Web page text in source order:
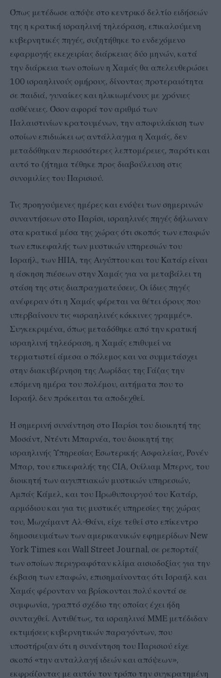
Όπως μετέδωσε απόψε στο κεντρικό δελτίο ειδήσεών
της η κρατική ισραηλινή τηλεόραση, επικαλούμενη
κυβερνητικές πηγές, συζητήθηκε το ενδεχόμενο
εφαρμογής εκεχειρίας διάρκειας δύο μηνών, κατά
την διάρκεια των οποίων η Χαμάς θα απελευθερώσει
100 ισραηλινούς ομήρους, δίνοντας προτεραιότητα
σε παιδιά, γυναίκες και ηλικιωμένους με χρόνιες
ασθένειες. Όσον αφορά τον αριθμό των
Παλαιστινίων κρατουμένων, την αποφυλάκιση των
οποίων επιδιώκει ως αντάλλαγμα η Χαμάς, δεν
μεταδόθηκαν περισσότερες λεπτομέρειες, παρότι και
αυτό το ζήτημα τέθηκε προς διαβούλευση στις
συνομιλίες του Παρισιού.
Τις προηγούμενες ημέρες και ενόψει των σημερινών
συναντήσεων στο Παρίσι, ισραηλινές πηγές δήλωναν
στα κρατικά μέσα της χώρας ότι σκοπός των επαφών
των επικεφαλής των μυστικών υπηρεσιών του
Ισραήλ, των ΗΠΑ, της Αιγύπτου και του Κατάρ είναι
η άσκηση πιέσεων στην Χαμάς για να μεταβάλει τη
στάση της στις διαπραγματεύσεις. Οι ίδιες πηγές
ανέφεραν ότι η Χαμάς φέρεται να θέτει όρους που
υπερβαίνουν τις «ισραηλινές κόκκινες γραμμές».
Συγκεκριμένα, όπως μεταδόθηκε από την κρατική
ισραηλινή τηλεόραση, η Χαμάς επιθυμεί να
τερματιστεί άμεσα ο πόλεμος και να συμμετάσχει
στην διακυβέρνηση της Λωρίδας της Γάζας την
επόμενη ημέρα του πολέμου, αιτήματα που το
Ισραήλ δεν πρόκειται τα αποδεχθεί.
Η σημερινή συνάντηση στο Παρίσι του διοικητή της
Μοσάντ, Ντέντι Μπαρνέα, του διοικητή της
ισραηλινής Υπηρεσίας Εσωτερικής Ασφαλείας, Ρονέν
Μπαρ, του επικεφαλής της CIA, Ουίλιαμ Μπερνς, του
διοικητή των αιγυπτιακών μυστικών υπηρεσιών,
Αμπάς Κάμελ, και του Πρωθυπουργού του Κατάρ,
αρμόδιου και για τις μυστικές υπηρεσίες της χώρας
του, Μωχάμαντ Αλ-Θάνι, είχε τεθεί στο επίκεντρο
δημοσιευμάτων των αμερικανικών εφημερίδων New
York Times και Wall Street Journal, σε ρεπορτάζ
των οποίων περιγραφόταν κλίμα αισιοδοξίας για την
έκβαση των επαφών, επισημαίνοντας ότι Ισραήλ και
Χαμάς φέρονταν να βρίσκονται πολύ κοντά σε
συμφωνία, γραπτό σχέδιο της οποίας έχει ήδη
συνταχθεί. Αντιθέτως, τα ισραηλινά ΜΜΕ μετέδιδαν
εκτιμήσεις κυβερνητικών παραγόντων, που
υποστήριζαν ότι η συνάντηση του Παρισιού είχε
σκοπό «την ανταλλαγή ιδεών και απόψεων»,
εκφράζοντας με αυτόν τον τρόπο την συγκρατημένη